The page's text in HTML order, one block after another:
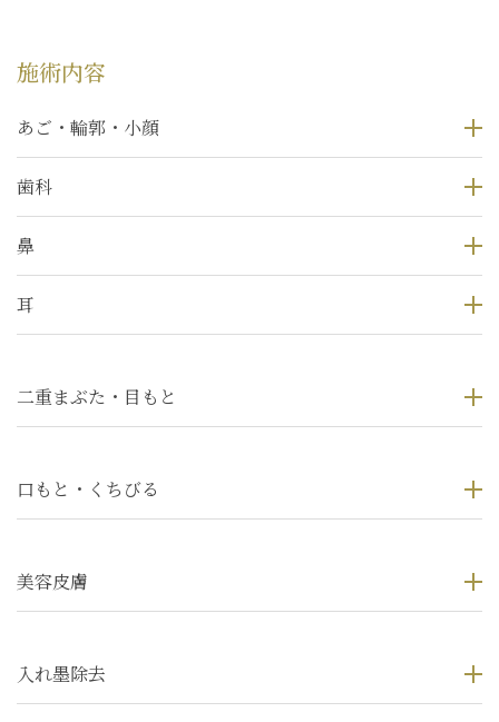
施術内容
あご・輪郭・小顔
歯科
鼻
耳
二重まぶた・目もと
口もと・くちびる
美容皮膚
入れ墨除去